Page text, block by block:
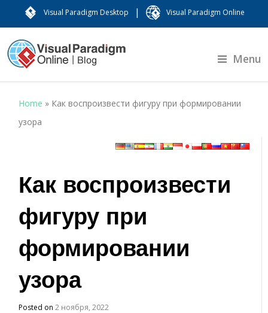
Visual Paradigm Desktop | Visual Paradigm Online
Menu
Home » Как воспроизвести фигуру при формировании
узора
Как воспроизвести
фигуру при
формировании
узора
Posted on2 ноября, 2022